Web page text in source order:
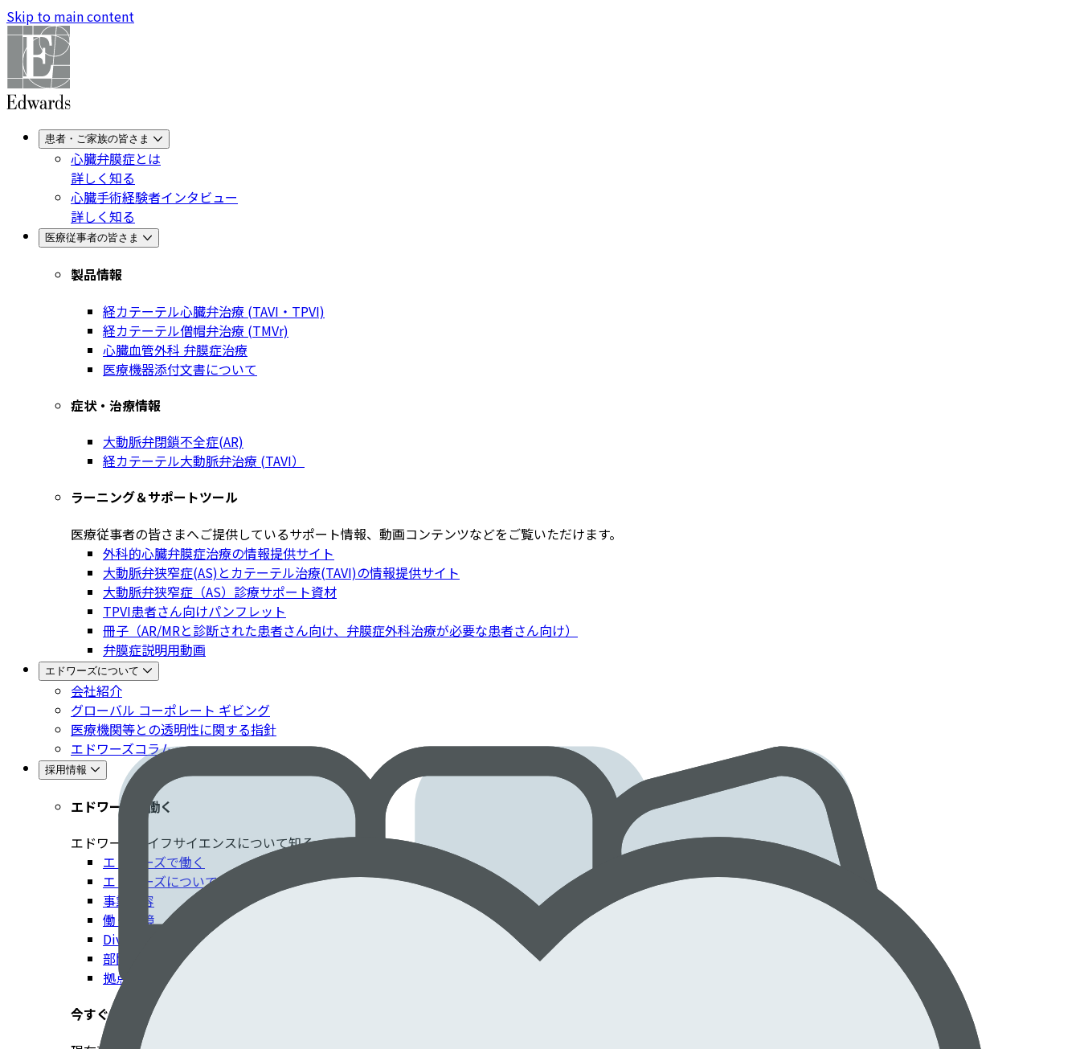
Skip to main content
患者・ご家族の皆さま
心臓弁膜症とは
詳しく知る
心臓手術経験者インタビュー
詳しく知る
医療従事者の皆さま
製品情報
経カテーテル心臓弁治療 (TAVI・TPVI)
経カテーテル僧帽弁治療 (TMVr)
心臓血管外科 弁膜症治療
医療機器添付文書について
症状・治療情報
大動脈弁閉鎖不全症(AR)
経カテーテル大動脈弁治療 (TAVI）
ラーニング＆サポートツール
医療従事者の皆さまへご提供しているサポート情報、動画コンテンツなどをご覧いただけます。
外科的心臓弁膜症治療の情報提供サイト
大動脈弁狭窄症(AS)とカテーテル治療(TAVI)の情報提供サイト
大動脈弁狭窄症（AS）診療サポート資材
TPVI患者さん向けパンフレット
冊子（AR/MRと診断された患者さん向け、弁膜症外科治療が必要な患者さん向け）
弁膜症説明用動画
エドワーズについて
会社紹介
グローバル コーポレート ギビング
医療機関等との透明性に関する指針
エドワーズコラム
採用情報
エドワーズで働く
エドワーズライフサイエンスについて知る
エドワーズで働く
エドワーズについて
事業内容
働く環境
Diversity, Inclusion & Belonging
部門紹介
拠点
今すぐ応募する​